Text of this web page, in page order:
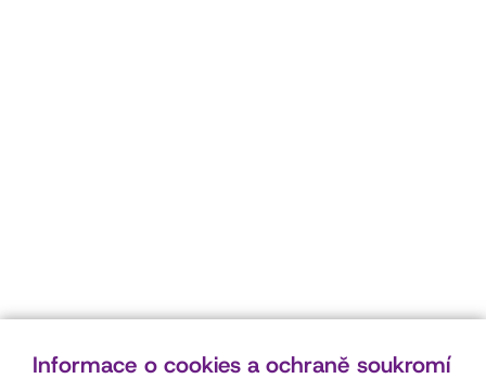
Informace o cookies a ochraně soukromí